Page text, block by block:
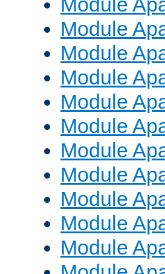
Module
Module
Module
Module
Module
Module
Module
Module
Module
Module